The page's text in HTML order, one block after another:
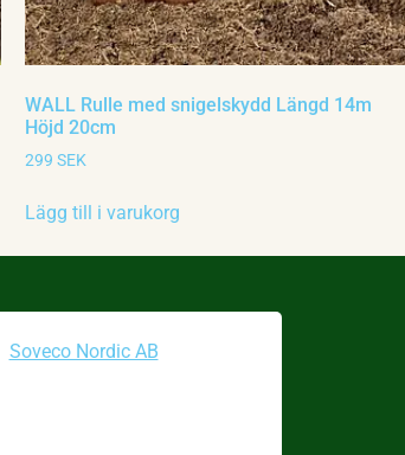
WALL Rulle med snigelskydd Längd 14m
Höjd 20cm
299 SEK
Lägg till i varukorg
Soveco Nordic AB